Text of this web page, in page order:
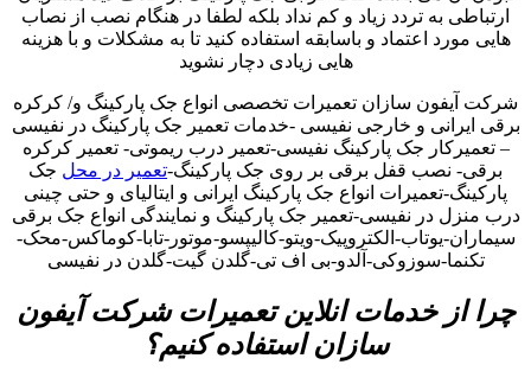
ارتباطی به تردد زیاد و کم نداد بلکه لطفا در هنگام نصب از نصاب
هایی مورد اعتماد و باسابقه استفاده کنید تا به مشکلات و با هزینه
هایی زیادی دچار نشوید
شرکت آیفون سازان تعمیرات تخصصی انواع جک پارکینگ و/ کرکره
برقی ایرانی و خارجی نفیسی -خدمات تعمیر جک پارکینگ در نفیسی
– تعمیرکار جک پارکینگ نفیسی-تعمیر درب ریموتی- تعمیر کرکره
برقی- نصب قفل برقی بر روی جک پارکینگ-تعمیر در محل جک
پارکینگ-تعمیرات انواع جک پارکینگ ایرانی و ایتالیای و حتی چینی
درب منزل در نفیسی-تعمیر جک پارکینگ و نمایندگی انواع جک برقی
سیماران-یوتاب-الکتروپیک-ویتو-کالیپسو-موتور-تابا-کوماکس-محک-
تکنما-سوزوکی-آلدو-بی اف تی-گلدن گیت-گلدن در نفیسی
چرا از خدمات انلاین تعمیرات شرکت آیفون
سازان استفاده کنیم؟